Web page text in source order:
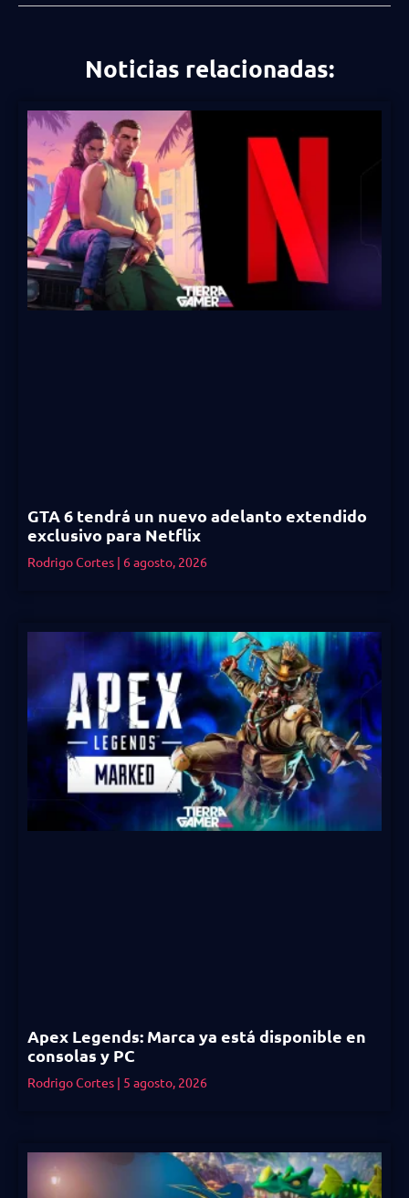
Noticias relacionadas:
GTA 6 tendrá un nuevo adelanto extendido
exclusivo para Netflix
Rodrigo Cortes 6 agosto, 2026
Apex Legends: Marca ya está disponible en
consolas y PC
Rodrigo Cortes 5 agosto, 2026